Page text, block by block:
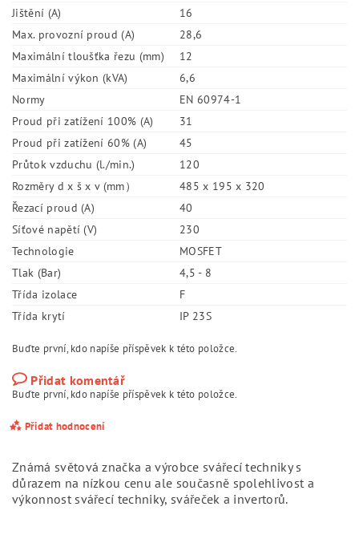
Jištění (A)
16
Max. provozní proud (A)
28,6
Maximální tloušťka řezu (mm)
12
Maximální výkon (kVA)
6,6
Normy
EN 60974-1
Proud při zatížení 100% (A)
31
Proud při zatížení 60% (A)
45
Průtok vzduchu (l./min.)
120
Rozměry d x š x v (mm）
485 x 195 x 320
Řezací proud (A)
40
Síťové napětí (V)
230
Technologie
MOSFET
Tlak (Bar)
4,5 - 8
Třída izolace
F
Třída krytí
IP 23S
Buďte první, kdo napíše příspěvek k této položce.
Přidat komentář
Buďte první, kdo napíše příspěvek k této položce.
Přidat hodnocení
Známá světová značka a výrobce svářecí techniky s
důrazem na nízkou cenu ale současně spolehlivost a
výkonnost svářecí techniky, svářeček a invertorů.